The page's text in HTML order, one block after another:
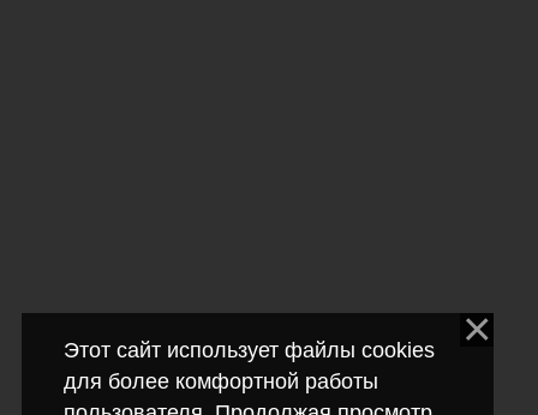
Этот сайт использует файлы cookies
для более комфортной работы